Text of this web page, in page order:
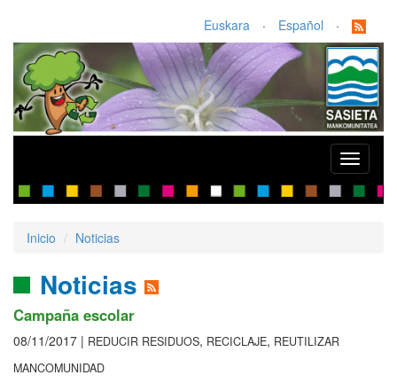
Euskara · Español ·
Toggle
Inicio Noticias
Noticias
Campaña escolar
08/11/2017 | REDUCIR RESIDUOS, RECICLAJE, REUTILIZAR
MANCOMUNIDAD